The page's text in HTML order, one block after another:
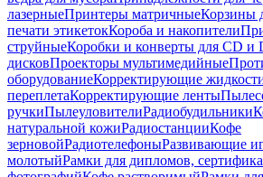
лазерныеПринтеры матричныеКорзины
печати этикетокКороба и накопители
струйныеКоробки и конверты для CD и
дисковПроекторы мультимедийные
оборудованиеКорректирующие
переплетаКорректирующие ленты
ручкиПылеуловителиРадиобудильники
натуральной кожиРадиостанцииКофе
зерновойРадиотелефоныРазвивающие
молотыйРамки для дипломов,